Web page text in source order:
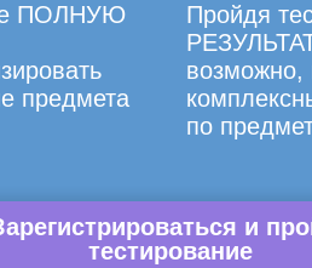
ПОЛНУЮ
предмета
Пройдя
возможно,
по
и
тестирование